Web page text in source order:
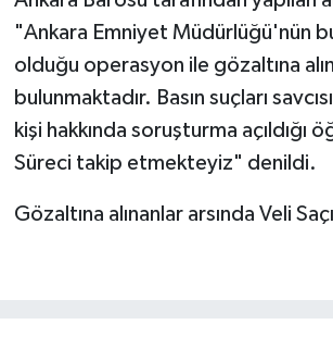
"Ankara Emniyet Müdürlüğü'nün
olduğu operasyon ile gözaltına
bulunmaktadır. Basın suçları
kişi hakkında soruşturma açıldığı
Süreci takip etmekteyiz" denildi.
Gözaltına alınanlar arsında Veli